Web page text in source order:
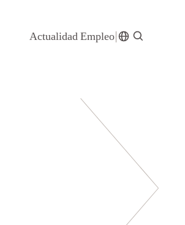
Actualidad Empleo